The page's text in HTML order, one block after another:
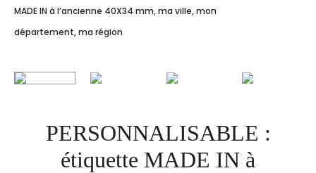
MADE IN à l’ancienne 40X34 mm, ma ville, mon
département, ma région
PERSONNALISABLE :
étiquette MADE IN à